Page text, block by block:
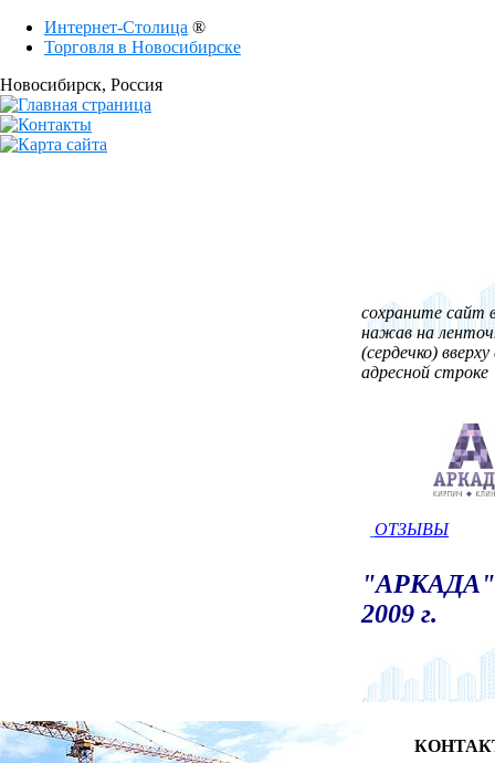
Интернет-Столица ®
Торговля в Новосибирске
Новосибирск, Россия
сохраните сайт
нажав на
(сердечко)
адресной строке
ОТЗЫВЫ
2009 г.